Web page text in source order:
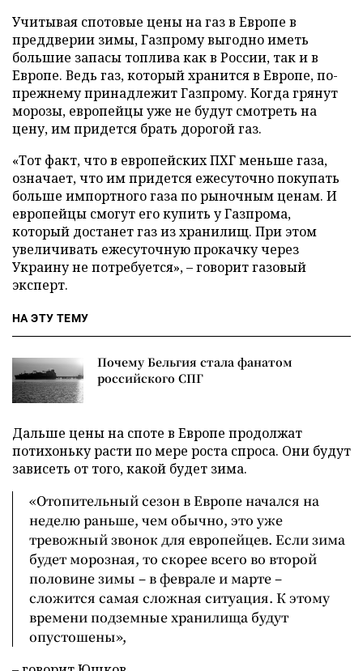
Учитывая спотовые цены на газ в Европе в
преддверии зимы, Газпрому выгодно иметь
большие запасы топлива как в России, так и в
Европе. Ведь газ, который хранится в Европе, по-
прежнему принадлежит Газпрому. Когда грянут
морозы, европейцы уже не будут смотреть на
цену, им придется брать дорогой газ.
«Тот факт, что в европейских ПХГ меньше газа,
означает, что им придется ежесуточно покупать
больше импортного газа по рыночным ценам. И
европейцы смогут его купить у Газпрома,
который достанет газ из хранилищ. При этом
увеличивать ежесуточную прокачку через
Украину не потребуется», – говорит газовый
эксперт.
НА ЭТУ ТЕМУ
Почему Бельгия стала фанатом
российского СПГ
Дальше цены на споте в Европе продолжат
потихоньку расти по мере роста спроса. Они будут
зависеть от того, какой будет зима.
«Отопительный сезон в Европе начался на
неделю раньше, чем обычно, это уже
тревожный звонок для европейцев. Если зима
будет морозная, то скорее всего во второй
половине зимы – в феврале и марте –
сложится самая сложная ситуация. К этому
времени подземные хранилища будут
опустошены»,